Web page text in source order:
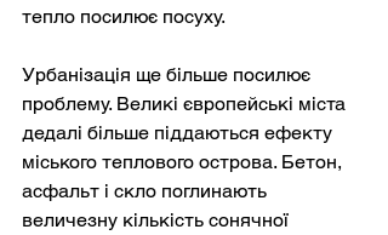
тепло посилює посуху.
Урбанізація ще більше посилює
проблему. Великі європейські міста
дедалі більше піддаються ефекту
міського теплового острова. Бетон,
асфальт і скло поглинають
величезну кількість сонячної